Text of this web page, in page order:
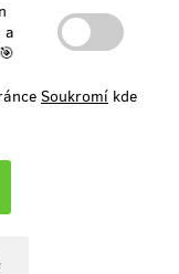
a
Soukromí kde